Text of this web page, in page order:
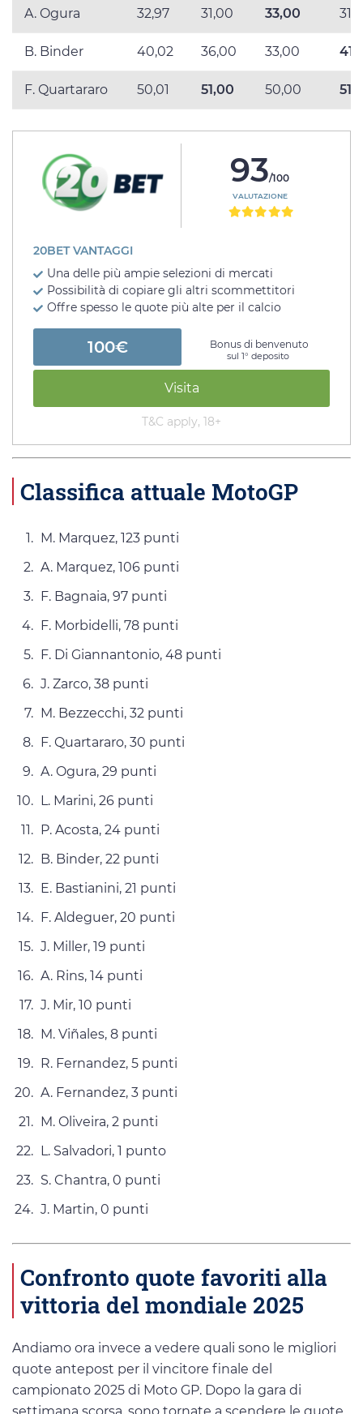
A. Ogura 32,97 31,00 33,00
B. Binder 40,02 36,00 33,00
F. Quartararo 50,01 51,00 50,00
93/100
VALUTAZIONE
20BET VANTAGGI
Una delle più ampie selezioni di mercati
Possibilità di copiare gli altri scommettitori
Offre spesso le quote più alte per il calcio
100€ Bonus di benvenuto
sul 1° deposito
Visita
T&C apply, 18+
Classifica attuale MotoGP
M. Marquez, 123 punti
A. Marquez, 106 punti
F. Bagnaia, 97 punti
F. Morbidelli, 78 punti
F. Di Giannantonio, 48 punti
J. Zarco, 38 punti
M. Bezzecchi, 32 punti
F. Quartararo, 30 punti
A. Ogura, 29 punti
L. Marini, 26 punti
P. Acosta, 24 punti
B. Binder, 22 punti
E. Bastianini, 21 punti
F. Aldeguer, 20 punti
J. Miller, 19 punti
A. Rins, 14 punti
J. Mir, 10 punti
M. Viñales, 8 punti
R. Fernandez, 5 punti
A. Fernandez, 3 punti
M. Oliveira, 2 punti
L. Salvadori, 1 punto
S. Chantra, 0 punti
J. Martin, 0 punti
Confronto quote favoriti alla
vittoria del mondiale 2025
Andiamo ora invece a vedere quali sono le migliori
quote antepost per il vincitore finale del
campionato 2025 di Moto GP. Dopo la gara di
settimana scorsa, sono tornate a scendere le quote